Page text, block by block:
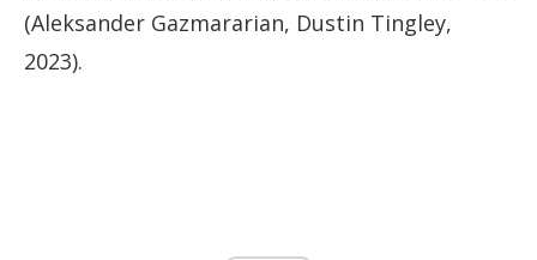
(Aleksander Gazmararian, Dustin Tingley,
2023).